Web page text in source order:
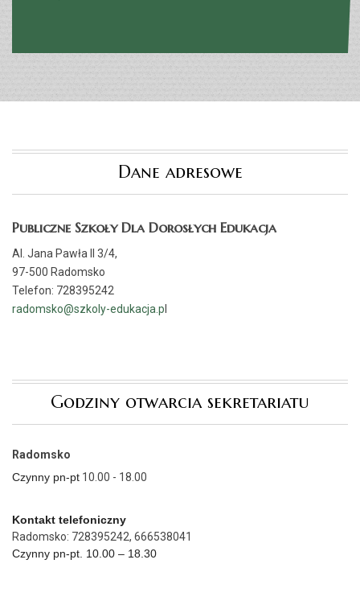
Dane adresowe
Publiczne Szkoły Dla Dorosłych Edukacja
Al. Jana Pawła II 3/4,
97-500 Radomsko
Telefon: 728395242
radomsko@szkoly-edukacja.p
Godziny otwarcia sekretariatu
Radomsko
Czynny pn-pt 10.00 - 18.00
Kontakt telefoniczny
Radomsko: 728395242, 666538041
Czynny pn-pt. 10.00 – 18.30